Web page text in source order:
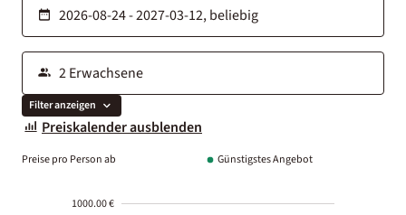
Filter anzeigen
Preiskalender ausblenden
Preise pro Person ab Günstigstes Angebot
1000.00 €